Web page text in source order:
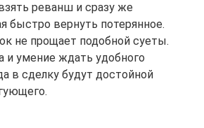
реванш и сразу же
быстро вернуть потерянное.
не прощает подобной суеты.
и умение ждать удобного
в сделку будут достойной